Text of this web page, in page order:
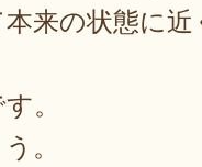
来の状態に
。
。